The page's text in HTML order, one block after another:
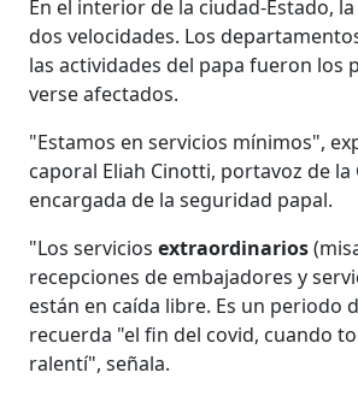
En el interior de la ciudad-Estado,
dos velocidades. Los
las actividades del papa fueron los
verse afectados.
"Estamos en servicios mínimos",
caporal Eliah Cinotti, portavoz de la
encargada de la seguridad papal.
"Los serviciosextraordinarios
recepciones de embajadores y
están en caída libre. Es un periodo
recuerda "el fin del covid, cuando
ralentí", señala.